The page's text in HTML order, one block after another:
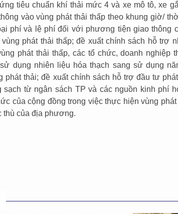
tiêu chuẩn khí thải mức 4 và xe mô tô, xe
vào vùng phát thải thấp theo khung giờ/
phí và lệ phí đối với phương tiện giao
vùng phát thải thấp; đề xuất chính sách hỗ trợ
phát thải thấp, các tổ chức, doanh nghiệp
dụng nhiên liệu hóa thạch sang sử dụng
phát thải; đề xuất chính sách hỗ trợ đầu tư
sạch từ ngân sách TP và các nguồn kinh phí
của cộng đồng trong việc thực hiện vùng
thù của địa phương.